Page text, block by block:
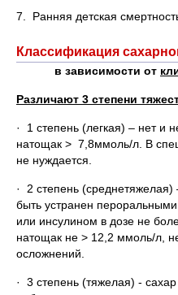
7. Ранняя детская
Классификация
в зависимости от
Различают 3 степени
· 1 степень (легкая) – нет и
натощак > 7,8ммоль/л. В
не нуждается.
· 2 степень (среднетяжелая)
быть устранен
или инсулином в дозе не
натощак не > 12,2 ммоль/л,
осложнений.
· 3 степень (тяжелая) ‑